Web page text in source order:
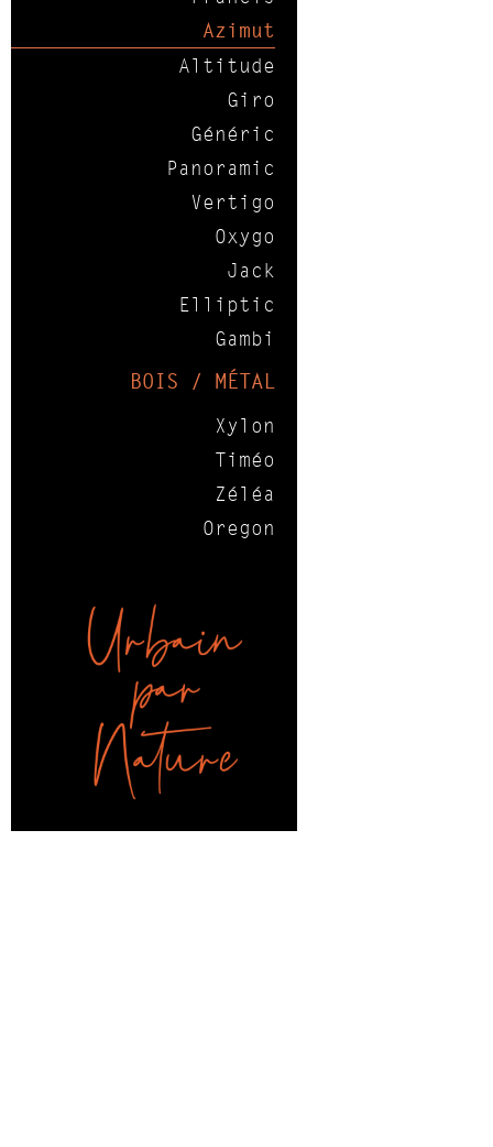
Azimut
Altitude
Giro
Généric
Panoramic
Vertigo
Oxygo
Jack
Elliptic
Gambi
BOIS / MÉTAL
Xylon
Timéo
Zéléa
Oregon